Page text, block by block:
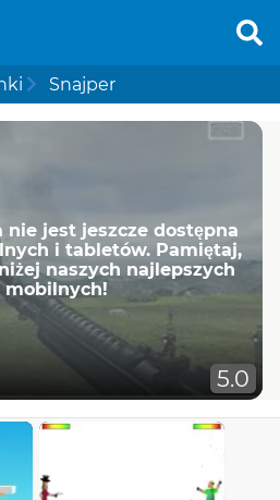
Snajper
jest jeszcze dostępna
i tabletów. Pamiętaj,
naszych najlepszych
mobilnych!
5.0